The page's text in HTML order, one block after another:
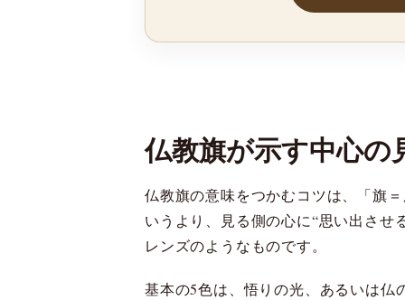
仏教旗が示す中心の
仏教旗の意味をつかむコツは、「旗
いうより、見る側の心に“思い出さ
レンズのようなものです。
基本の5色は、悟りの光、あるいは